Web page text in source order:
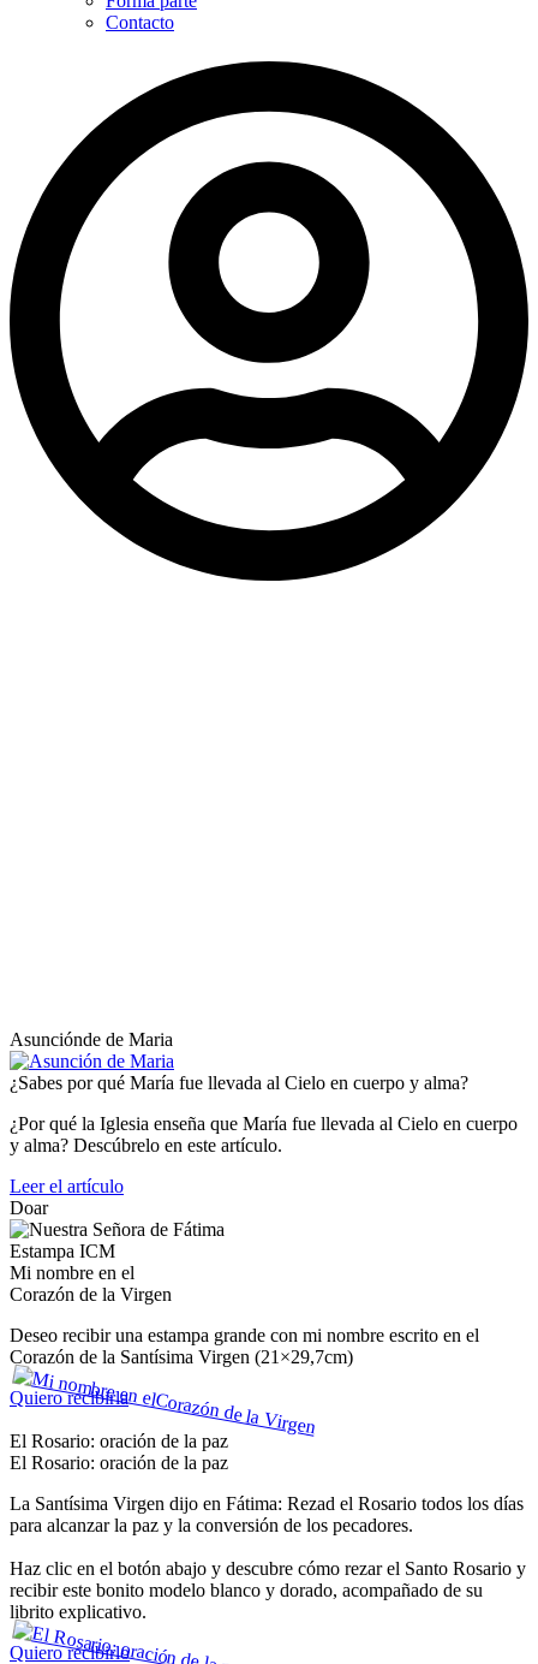
Contacto
Asunciónde de Maria
¿Sabes por qué María fue llevada al Cielo en cuerpo y alma?
¿Por qué la Iglesia enseña que María fue llevada al Cielo en cuerpo
y alma? Descúbrelo en este artículo.
Leer el artículo
Doar
Estampa ICM
Mi nombre en el
Corazón de la Virgen
Deseo recibir una estampa grande con mi nombre escrito en el
Corazón de la Santísima Virgen (21×29,7cm)
Quiero recibirla
El Rosario: oración de la paz
El Rosario: oración de la paz
La Santísima Virgen dijo en Fátima: Rezad el Rosario todos los días
para alcanzar la paz y la conversión de los pecadores.
Haz clic en el botón abajo y descubre cómo rezar el Santo Rosario y
recibir este bonito modelo blanco y dorado, acompañado de su
librito explicativo.
Quiero recibirlo